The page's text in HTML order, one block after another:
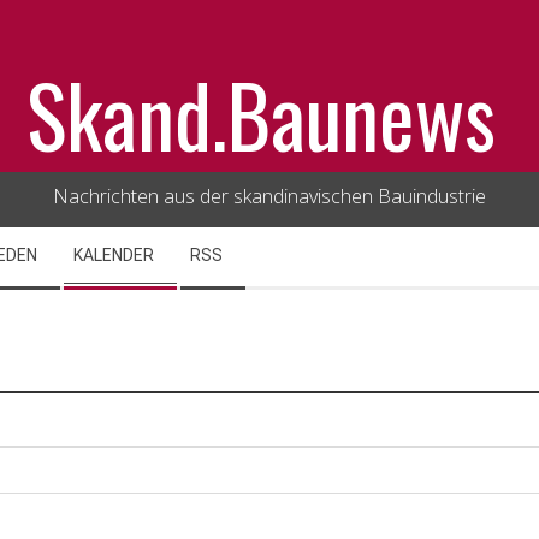
Skand.Baunews
Nachrichten aus der skandinavischen Bauindustrie
KALENDER RSS